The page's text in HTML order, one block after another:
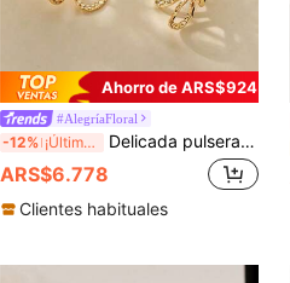
Ahorro de ARS$924
#AlegríaFloral
-12% ¡Últimos 3 días Delicada pulsera de acero inoxidable con flores múltiples, brazalete abierto ajustable chapado en oro de 18K, accesorio grueso en tono dorado, joyería para fiestas y regalos para ella/mamá/mejor amiga
ARS$6.778
Clientes habituales